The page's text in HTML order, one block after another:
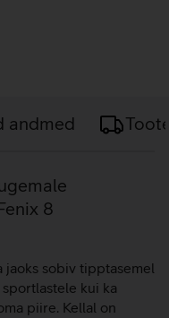
andmed
8
jaoks sobiv tipptasemel
kui ka
piire. Kellal on